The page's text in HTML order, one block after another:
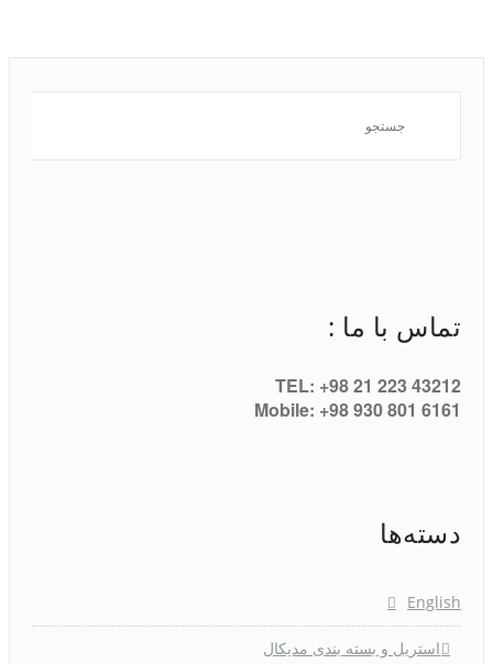
تماس با ما :
TEL: +98 21 223 43212
Mobile: +98 930 801 6161
دسته‌ها
English
استریل و بسته بندی مدیکال